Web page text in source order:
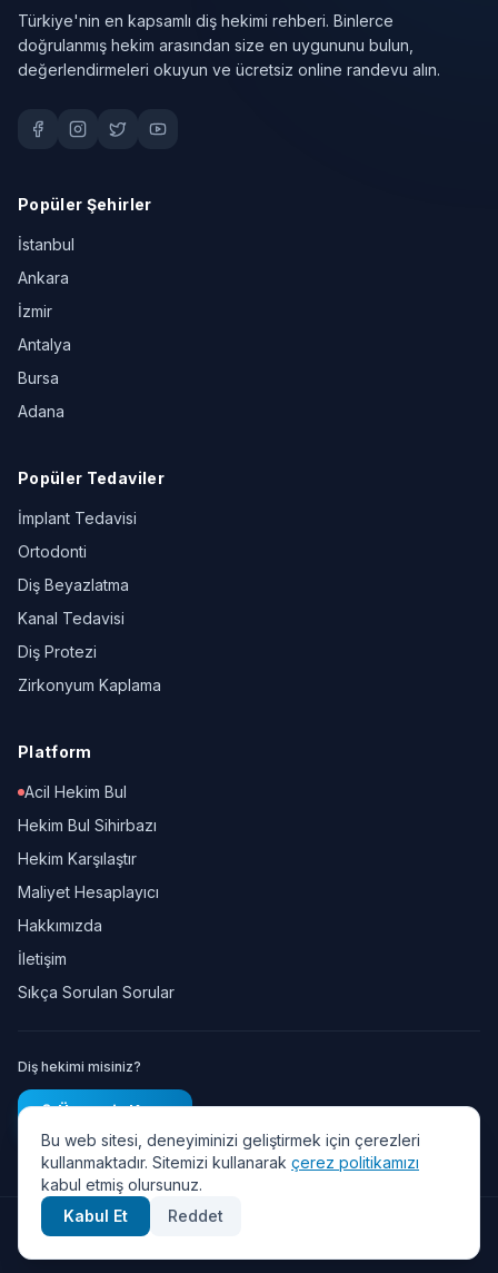
Türkiye'nin en kapsamlı diş hekimi rehberi. Binlerce
doğrulanmış hekim arasından size en uygununu bulun,
değerlendirmeleri okuyun ve ücretsiz online randevu alın.
Popüler Şehirler
İstanbul
Ankara
İzmir
Antalya
Bursa
Adana
Popüler Tedaviler
İmplant Tedavisi
Ortodonti
Diş Beyazlatma
Kanal Tedavisi
Diş Protezi
Zirkonyum Kaplama
Platform
Acil Hekim Bul
Hekim Bul Sihirbazı
Hekim Karşılaştır
Maliyet Hesaplayıcı
Hakkımızda
İletişim
Sıkça Sorulan Sorular
Diş hekimi misiniz?
Ücretsiz Kayıt
© 2026 Diş Randevu — Tüm hakları saklıdır.
Bu web sitesi, deneyiminizi geliştirmek için çerezleri
kullanmaktadır. Sitemizi kullanarak çerez politikamızı
kabul etmiş olursunuz.
Kabul Et
Reddet